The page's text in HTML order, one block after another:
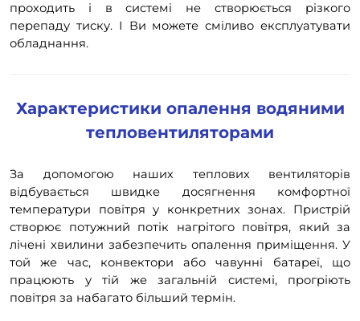
проходить і в системі не створюється різкого
перепаду тиску. І Ви можете сміливо експлуатувати
обладнання.
Характеристики опалення водяними
тепловентиляторами
За допомогою наших теплових вентиляторів
відбувається швидке досягнення комфортної
температури повітря у конкретних зонах. Пристрій
створює потужний потік нагрітого повітря, який за
лічені хвилини забезпечить опалення приміщення. У
той же час, конвектори або чавунні батареї, що
працюють у тій же загальній системі, прогріють
повітря за набагато більший термін.